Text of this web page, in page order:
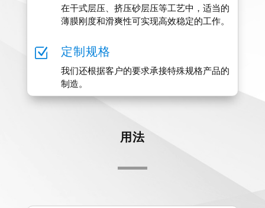
在干式层压、挤压砂层压等工艺中，适当的
薄膜刚度和滑爽性可实现高效稳定的工作。
Z 定制规格
我们还根据客户的要求承接特殊规格产品的
制造。
用法